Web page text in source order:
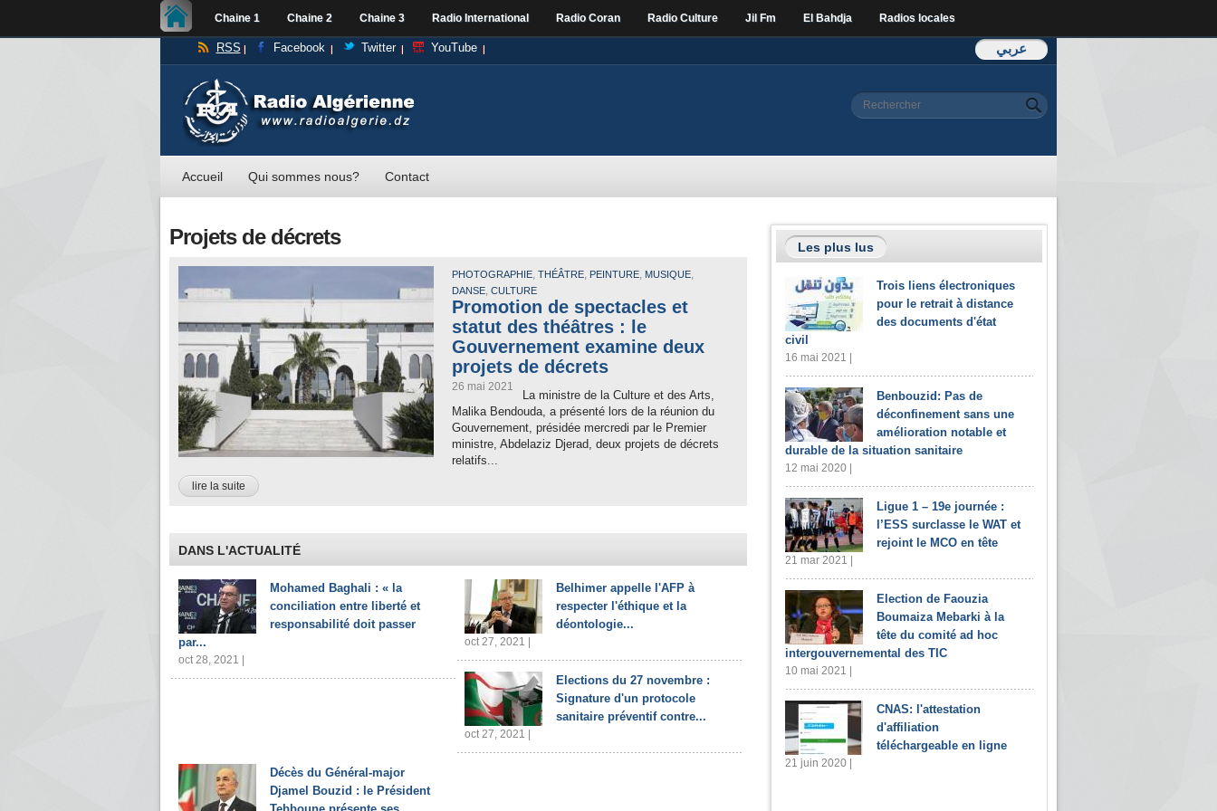
Chaine 1 Chaine 2 Chaine 3 Radio International Radio Coran Radio Culture Jil Fm El Bahdja Radios locales
عربي RSS Facebook Twitter YouTube
Formulaire de
Rechercher
Accueil Qui sommes nous? Contact
Projets de décrets
PHOTOGRAPHIE, THÉÂTRE, PEINTURE, MUSIQUE,
DANSE, CULTURE
Promotion de spectacles et
statut des théâtres : le
Gouvernement examine deux
projets de décrets
26 mai 2021
La ministre de la Culture et des Arts,
Malika Bendouda, a présenté lors de la réunion du
Gouvernement, présidée mercredi par le Premier
ministre, Abdelaziz Djerad, deux projets de décrets
relatifs...
lire la suite
DANS L'ACTUALITÉ
Mohamed Baghali : « la
conciliation entre liberté et
responsabilité doit passer
par...
oct 28, 2021 |
Belhimer appelle l'AFP à
respecter l'éthique et la
déontologie...
oct 27, 2021 |
Elections du 27 novembre :
Signature d'un protocole
sanitaire préventif contre...
oct 27, 2021 |
Décès du Général-major
Djamel Bouzid : le Président
Les plus lus
Trois liens électroniques
pour le retrait à distance
des documents d'état
civil
16 mai 2021 |
Benbouzid: Pas de
déconfinement sans une
amélioration notable et
durable de la situation sanitaire
12 mai 2020 |
Ligue 1 – 19e journée :
l’ESS surclasse le WAT et
rejoint le MCO en tête
21 mar 2021 |
Election de Faouzia
Boumaiza Mebarki à la
tête du comité ad hoc
intergouvernemental des TIC
10 mai 2021 |
CNAS: l'attestation
d'affiliation
téléchargeable en ligne
21 juin 2020 |